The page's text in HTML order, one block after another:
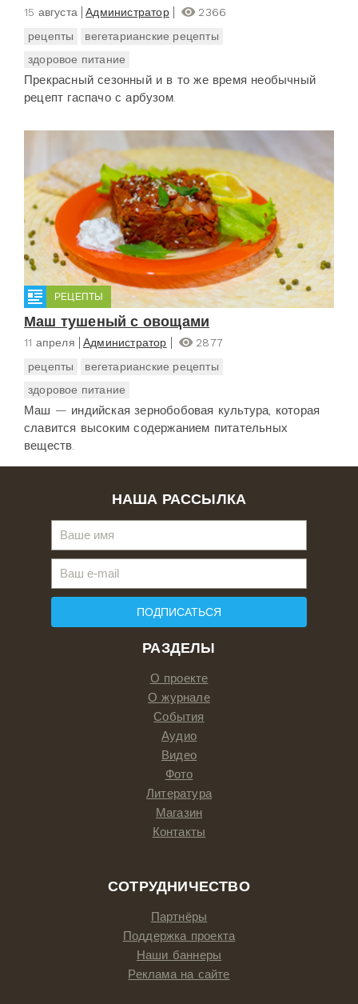
15 августа Администратор
2366
рецепты
вегетарианские рецепты
здоровое питание
Прекрасный сезонный и в то же время необычный
рецепт гаспачо с арбузом.
РЕЦЕПТЫ
Маш тушеный с овощами
11 апреля Администратор
2877
рецепты
вегетарианские рецепты
здоровое питание
Маш — индийская зернобобовая культура, которая
славится высоким содержанием питательных
веществ.
РАЗДЕЛЫ
О проекте
О журнале
События
Аудио
Видео
Фото
Литература
Магазин
Контакты
СОТРУДНИЧЕСТВО
Партнёры
Поддержка проекта
Наши баннеры
Реклама на сайте
НАША РАССЫЛКА
ПОДПИСАТЬСЯ